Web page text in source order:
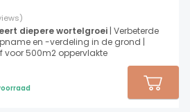
diepere wortelgroei | Verbeterde
en -verdeling in de grond |
voor 500m2 oppervlakte